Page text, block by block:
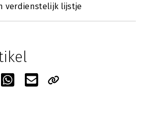
verdienstelijk lijstje